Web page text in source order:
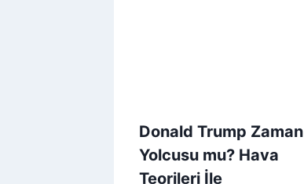
Donald Trump Zaman
Yolcusu mu? Hava
Teorileri İle